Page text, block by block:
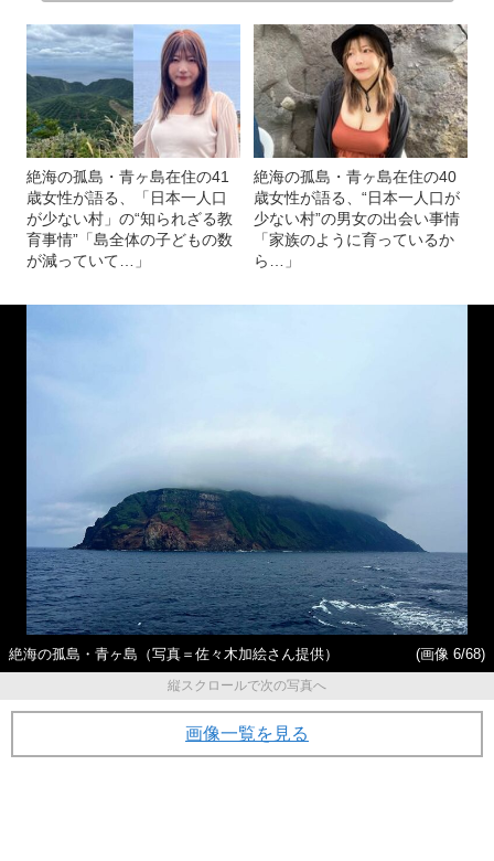
絶海の孤島・青ヶ島在住の41
歳女性が語る、「日本一人口
が少ない村」の“知られざる教
育事情”「島全体の子どもの数
が減っていて…」
絶海の孤島・青ヶ島在住の40
歳女性が語る、“日本一人口が
少ない村”の男女の出会い事情
「家族のように育っているか
ら…」
絶海の孤島・青ヶ島（写真＝佐々木加絵さん提供）
(画像 6/68)
縦スクロールで次の写真へ
画像一覧を見る